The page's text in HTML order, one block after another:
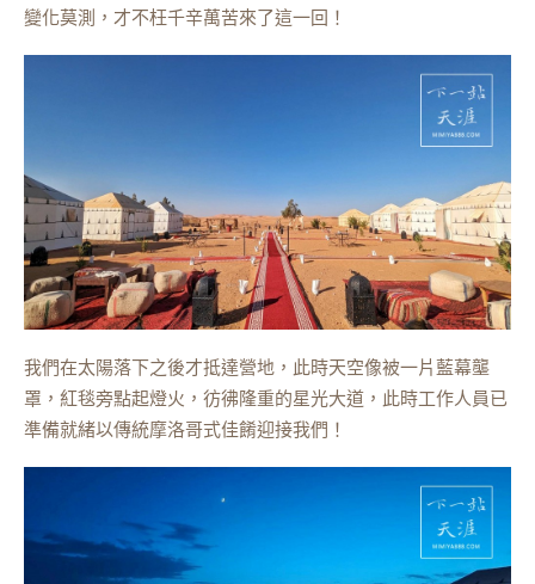
變化莫測，才不枉千辛萬苦來了這一回！
我們在太陽落下之後才抵達營地，此時天空像被一片藍幕壟
罩，紅毯旁點起燈火，彷彿隆重的星光大道，此時工作人員已
準備就緒以傳統摩洛哥式佳餚迎接我們！